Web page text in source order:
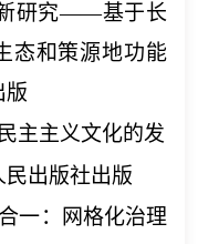
研究——基于长
态和策源地功能
版
主主义文化的发
出版社出版
一：网格化治理